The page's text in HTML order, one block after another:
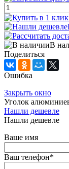
В
Поделиться
Ошибка
Закрыть окно
Уголок
Нашли дешевле
Нашли дешевле
Ваше имя
Ваш телефон*